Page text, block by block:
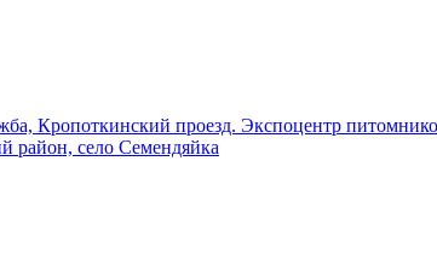
Кропоткинский проезд. Экспоцентр
район, село Семендяйка